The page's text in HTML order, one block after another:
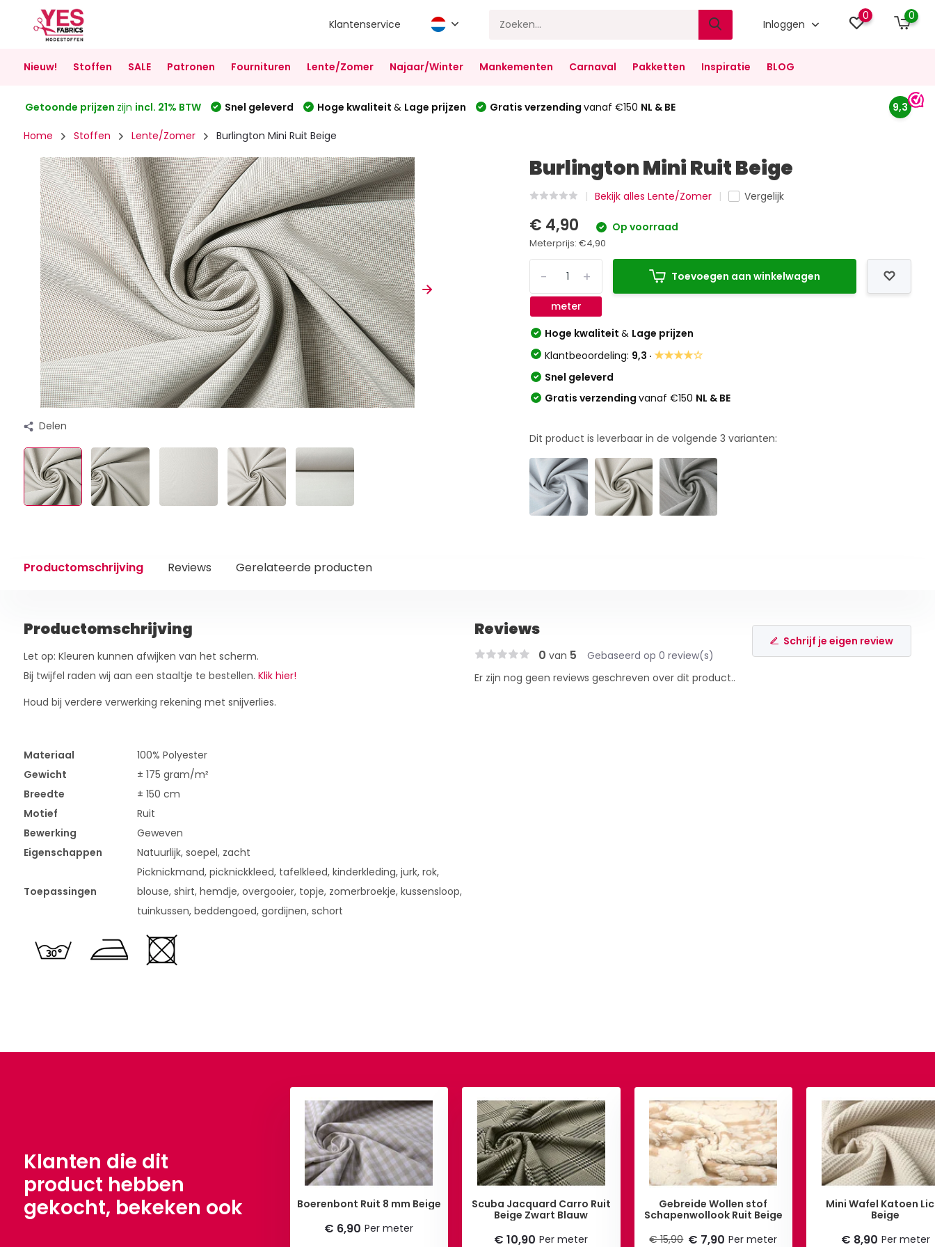
Klantenservice Inloggen
0 0
Nieuw! Stoffen SALE Patronen Fournituren Lente/Zomer Najaar/Winter Mankementen Carnaval Pakketten Inspiratie BLOG
Getoonde prijzen zijn incl. 21% BTW Snel geleverd Hoge kwaliteit & Lage prijzen Gratis verzending vanaf €150 NL & BE 9,3
Home Stoffen Lente/Zomer Burlington Mini Ruit Beige
Delen
Burlington Mini Ruit Beige
Bekijk alles Lente/Zomer Vergelijk
€ 4,90 Op voorraad
Meterprijs:€4,90
+
-
meter
Toevoegen aan winkelwagen
Hoge kwaliteit& Lage prijzen
Klantbeoordeling: 9,3 ·★★★★☆
Snel geleverd
Gratis verzendingvanaf €150 NL & BE
Dit product is leverbaar in de volgende3 varianten:
Productomschrijving Reviews Gerelateerde producten
Productomschrijving
Let op: Kleuren kunnen afwijken van het scherm.
Bij twijfel raden wij aan een staaltje te bestellen. Klik hier!
Houd bij verdere verwerking rekening met snijverlies.
Materiaal
100% Polyester
Gewicht
± 175 gram/m²
Breedte
± 150 cm
Motief
Ruit
Bewerking
Geweven
Eigenschappen
Natuurlijk, soepel, zacht
Toepassingen
Picknickmand, picknickkleed, tafelkleed, kinderkleding, jurk, rok,
blouse, shirt, hemdje, overgooier, topje, zomerbroekje, kussensloop,
tuinkussen, beddengoed, gordijnen, schort
Reviews
0 van 5 Gebaseerd op 0 review(s)
Schrijf je eigen review
Er zijn nog geen reviews geschreven over dit product..
Klanten die dit
product hebben
gekocht, bekeken ook
Boerenbont Ruit 8 mm Beige
€ 6,90 Per meter
Scuba Jacquard Carro Ruit
Beige Zwart Blauw
€ 10,90 Per meter
Gebreide Wollen stof
Schapenwollook Ruit Beige
€ 15,90 € 7,90 Per meter
Mini Wafel Katoen
Beige
€ 8,90 Per meter